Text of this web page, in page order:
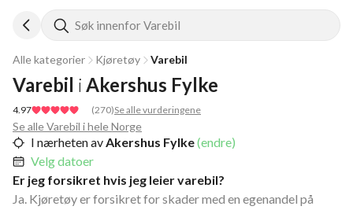
Søk innenfor Varebil
Alle kategorier Kjøretøy Varebil
4.97 (270)Se alle vurderingene
Varebil i Akershus Fylke
Se alle Varebil i hele Norge
I nærheten avAkershus Fylke(endre)
Velg datoer
Er jeg forsikret hvis jeg leier varebil?
Ja. Kjøretøy er forsikret for skader med en egenandel på